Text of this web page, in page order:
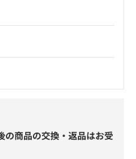
の商品の交換・返品はお受